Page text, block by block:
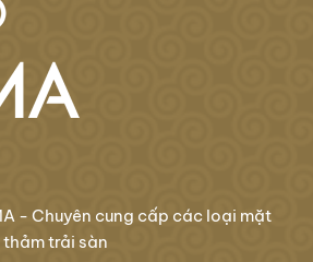
- Chuyên cung cấp các loại mặt
trải sàn